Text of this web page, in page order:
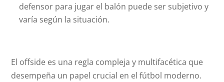
defensor para jugar el balón puede ser subjetivo y
varía según la situación.
El offside es una regla compleja y multifacética que
desempeña un papel crucial en el fútbol moderno.